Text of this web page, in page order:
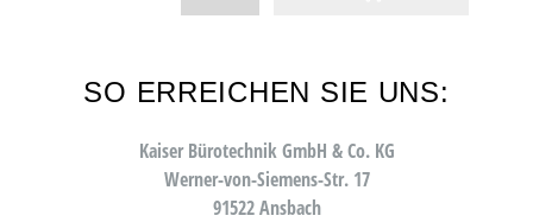
SO ERREICHEN SIE UNS:
Kaiser Bürotechnik GmbH & Co. KG
Werner-von-Siemens-Str. 17
91522 Ansbach